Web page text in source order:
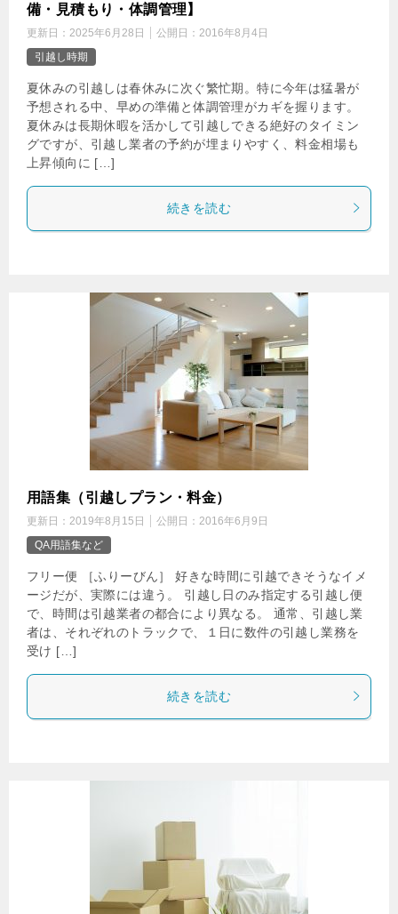
備・見積もり・体調管理】
更新日： 2025年6月28日 公開日： 2016年8月4日
引越し時期
夏休みの引越しは春休みに次ぐ繁忙期。特に今年は猛暑が
予想される中、早めの準備と体調管理がカギを握ります。
夏休みは長期休暇を活かして引越しできる絶好のタイミン
グですが、引越し業者の予約が埋まりやすく、料金相場も
上昇傾向に […]
続きを読む
用語集（引越しプラン・料金）
更新日： 2019年8月15日 公開日： 2016年6月9日
QA用語集など
フリー便 ［ふりーびん］ 好きな時間に引越できそうなイメ
ージだが、実際には違う。 引越し日のみ指定する引越し便
で、時間は引越業者の都合により異なる。 通常、引越し業
者は、それぞれのトラックで、１日に数件の引越し業務を
受け […]
続きを読む